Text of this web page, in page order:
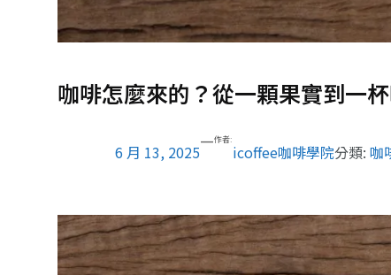
咖啡怎麼來的？從一顆果實到一
6 月 13, 2025
—作者:
icoffee咖啡學院分類: 咖